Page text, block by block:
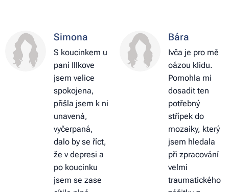
Simona
S koucinkem u
paní Illkove
jsem velice
spokojena,
přišla jsem k ni
unavená,
vyčerpaná,
dalo by se říct,
že v depresi a
po koucinku
jsem se zase
Bára
Ivča je pro mě
oázou klidu.
Pomohla mi
dosadit ten
potřebný
střípek do
mozaiky, který
jsem hledala
při zpracování
velmi
traumatického